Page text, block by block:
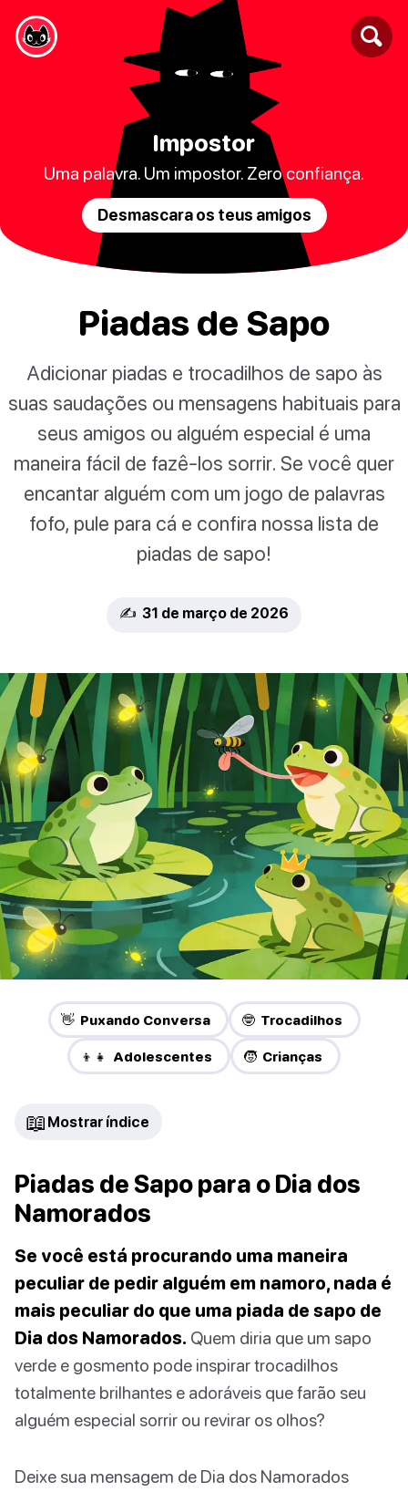
Impostor
Uma palavra. Um impostor. Zero confiança.
Desmascara os teus amigos
Piadas de Sapo
Adicionar piadas e trocadilhos de sapo às
suas saudações ou mensagens habituais para
seus amigos ou alguém especial é uma
maneira fácil de fazê-los sorrir. Se você quer
encantar alguém com um jogo de palavras
fofo, pule para cá e confira nossa lista de
piadas de sapo!
✍️ 31 de março de 2026
👋 Puxando Conversa 🤓 Trocadilhos
👦👧 Adolescentes 🧒 Crianças
📖 Mostrar índice
Piadas de Sapo para o Dia dos
Namorados
Se você está procurando uma maneira
peculiar de pedir alguém em namoro, nada é
mais peculiar do que uma piada de sapo de
Dia dos Namorados. Quem diria que um sapo
verde e gosmento pode inspirar trocadilhos
totalmente brilhantes e adoráveis que farão seu
alguém especial sorrir ou revirar os olhos?
Deixe sua mensagem de Dia dos Namorados